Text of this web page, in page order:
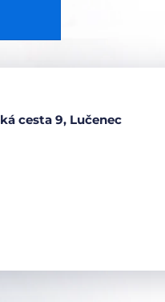
cesta 9, Lučenec